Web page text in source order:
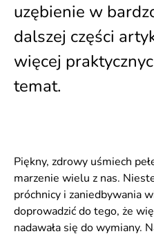
uzębienie w
dalszej części
więcej
temat.
Piękny, zdrowy uśmiech
marzenie wielu z nas.
próchnicy i zaniedbywania
doprowadzić do tego, że
nadawała się do wymiany.